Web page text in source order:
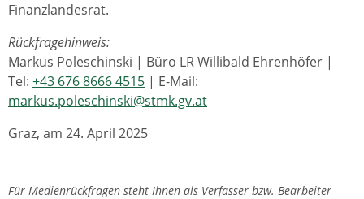
Finanzlandesrat.
Rückfragehinweis:
Markus Poleschinski | Büro LR Willibald Ehrenhöfer |
Tel: +43 676 8666 4515 | E-Mail:
markus.poleschinski@stmk.gv.at
Graz, am 24. April 2025
Für Medienrückfragen steht Ihnen als Verfasser bzw. Bearbeiter